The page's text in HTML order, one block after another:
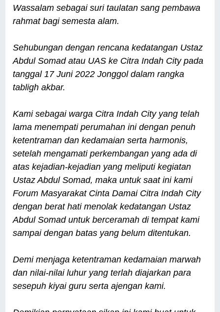
Wassalam sebagai suri taulatan sang pembawa
rahmat bagi semesta alam.
Sehubungan dengan rencana kedatangan Ustaz
Abdul Somad atau UAS ke Citra Indah City pada
tanggal 17 Juni 2022 Jonggol dalam rangka
tabligh akbar.
Kami sebagai warga Citra Indah City yang telah
lama menempati perumahan ini dengan penuh
ketentraman dan kedamaian serta harmonis,
setelah mengamati perkembangan yang ada di
atas kejadian-kejadian yang meliputi kegiatan
Ustaz Abdul Somad, maka untuk saat ini kami
Forum Masyarakat Cinta Damai Citra Indah City
dengan berat hati menolak kedatangan Ustaz
Abdul Somad untuk berceramah di tempat kami
sampai dengan batas yang belum ditentukan.
Demi menjaga ketentraman kedamaian marwah
dan nilai-nilai luhur yang terlah diajarkan para
sesepuh kiyai guru serta ajengan kami.